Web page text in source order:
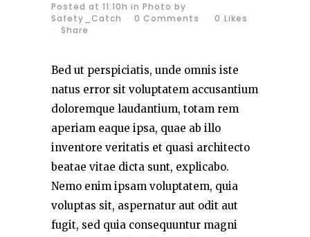
Posted at 11:10h in Photo by
Safety_Catch
0 Comments 0 Likes
Share
Bed ut perspiciatis, unde omnis iste
natus error sit voluptatem accusantium
doloremque laudantium, totam rem
aperiam eaque ipsa, quae ab illo
inventore veritatis et quasi architecto
beatae vitae dicta sunt, explicabo.
Nemo enim ipsam voluptatem, quia
voluptas sit, aspernatur aut odit aut
fugit, sed quia consequuntur magni